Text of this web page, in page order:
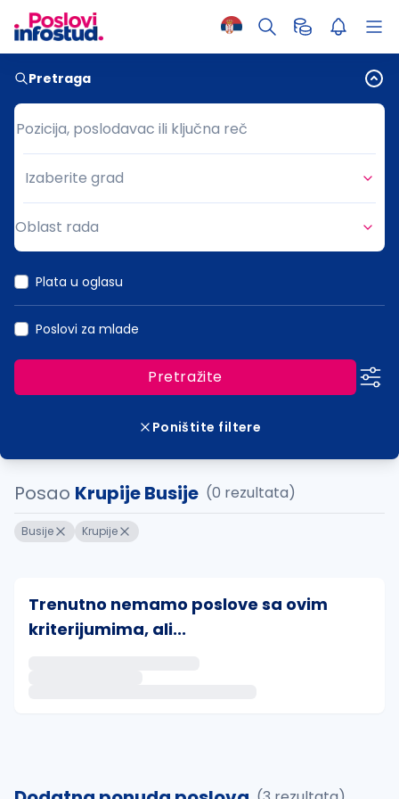
Pretraga
Pozicija, poslodavac ili ključna reč
Pozicija, poslodavac ili ključna reč
Grad
Izaberite grad
Oblast rada
Plata u oglasu
Poslovi za mlade
Pretražite
Poništite filtere
Posao Krupije Busije (0 rezultata)
Busije Krupije
Trenutno nemamo poslove sa ovim
kriterijumima, ali...